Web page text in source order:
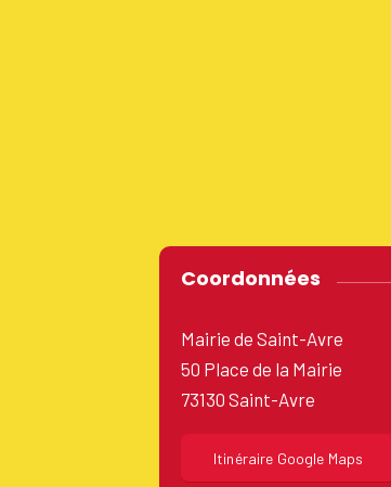
Coordonnées
Mairie de Saint-Avre
50 Place de la Mairie
73130 Saint-Avre
Itinéraire Google Maps